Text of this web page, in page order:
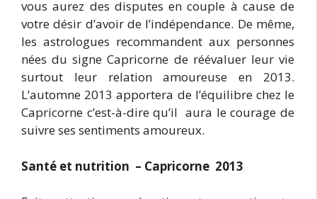
vous aurez des disputes en couple à cause de
votre désir d’avoir de l’indépendance. De même,
les astrologues recommandent aux personnes
nées du signe Capricorne de réévaluer leur vie
surtout leur relation amoureuse en 2013.
L’automne 2013 apportera de l’équilibre chez le
Capricorne c’est-à-dire qu’il aura le courage de
suivre ses sentiments amoureux.
Santé et nutrition – Capricorne 2013